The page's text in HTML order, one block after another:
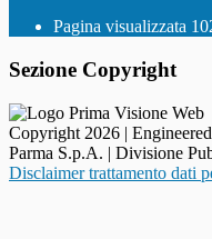
Pagina visualizzata
Sezione Copyright
Copyright 2026 |
Parma S.p.A. | Divisione
Disclaimer trattamento dati